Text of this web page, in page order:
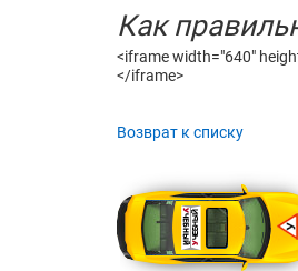
Как
<iframe width="640"
</iframe>
Возврат к списку